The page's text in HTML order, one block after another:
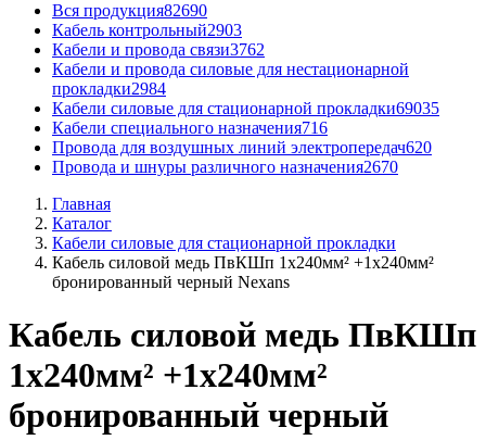
Вся продукция82690
Кабель контрольный2903
Кабели и провода связи3762
Кабели и провода силовые для нестационарной
прокладки2984
Кабели силовые для стационарной прокладки69035
Кабели специального назначения716
Провода для воздушных линий электропередач620
Провода и шнуры различного назначения2670
Главная
Каталог
Кабели силовые для стационарной прокладки
Кабель силовой медь ПвКШп 1x240мм² +1x240мм²
бронированный черный Nexans
Кабель силовой медь ПвКШп
1x240мм² +1x240мм²
бронированный черный